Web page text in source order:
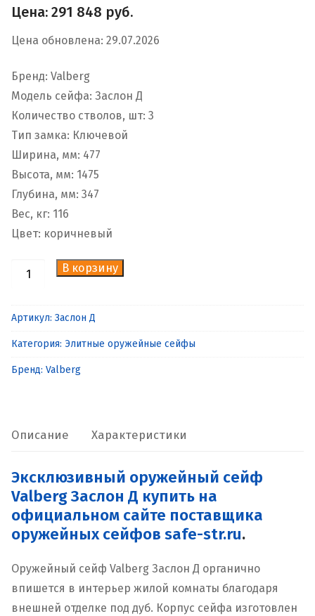
Цена: 291 848 руб.
Цена обновлена: 29.07.2026
Бренд: Valberg
Модель сейфа: Заслон Д
Количество стволов, шт: 3
Тип замка: Ключевой
Ширина, мм: 477
Высота, мм: 1475
Глубина, мм: 347
Вес, кг: 116
Цвет: коричневый
Количество
оружейный
сейф
Valberg
В корзину
Артикул: Заслон Д
Категория: Элитные оружейные сейфы
Бренд: Valberg
Описание Характеристики
Эксклюзивный оружейный сейф
Valberg Заслон Д купить на
официальном сайте поставщика
оружейных сейфов safe-str.ru.
Оружейный сейф Valberg Заслон Д органично
впишется в интерьер жилой комнаты благодаря
внешней отделке под дуб. Корпус сейфа изготовлен